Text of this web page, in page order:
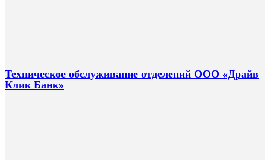
Техническое обслуживание отделений ООО «Драйв
Клик Банк»